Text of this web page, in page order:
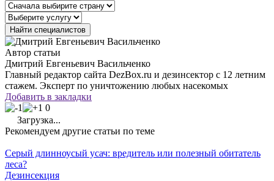
Автор статьи
Дмитрий Евгеньевич Васильченко
Главный редактор сайта DezBox.ru и дезинсектор с 12 летним
стажем. Эксперт по уничтожению любых насекомых
Добавить в закладки
0
Загрузка...
Рекомендуем другие статьи по теме
Серый длинноусый усач: вредитель или полезный обитатель
леса?
Дезинсекция